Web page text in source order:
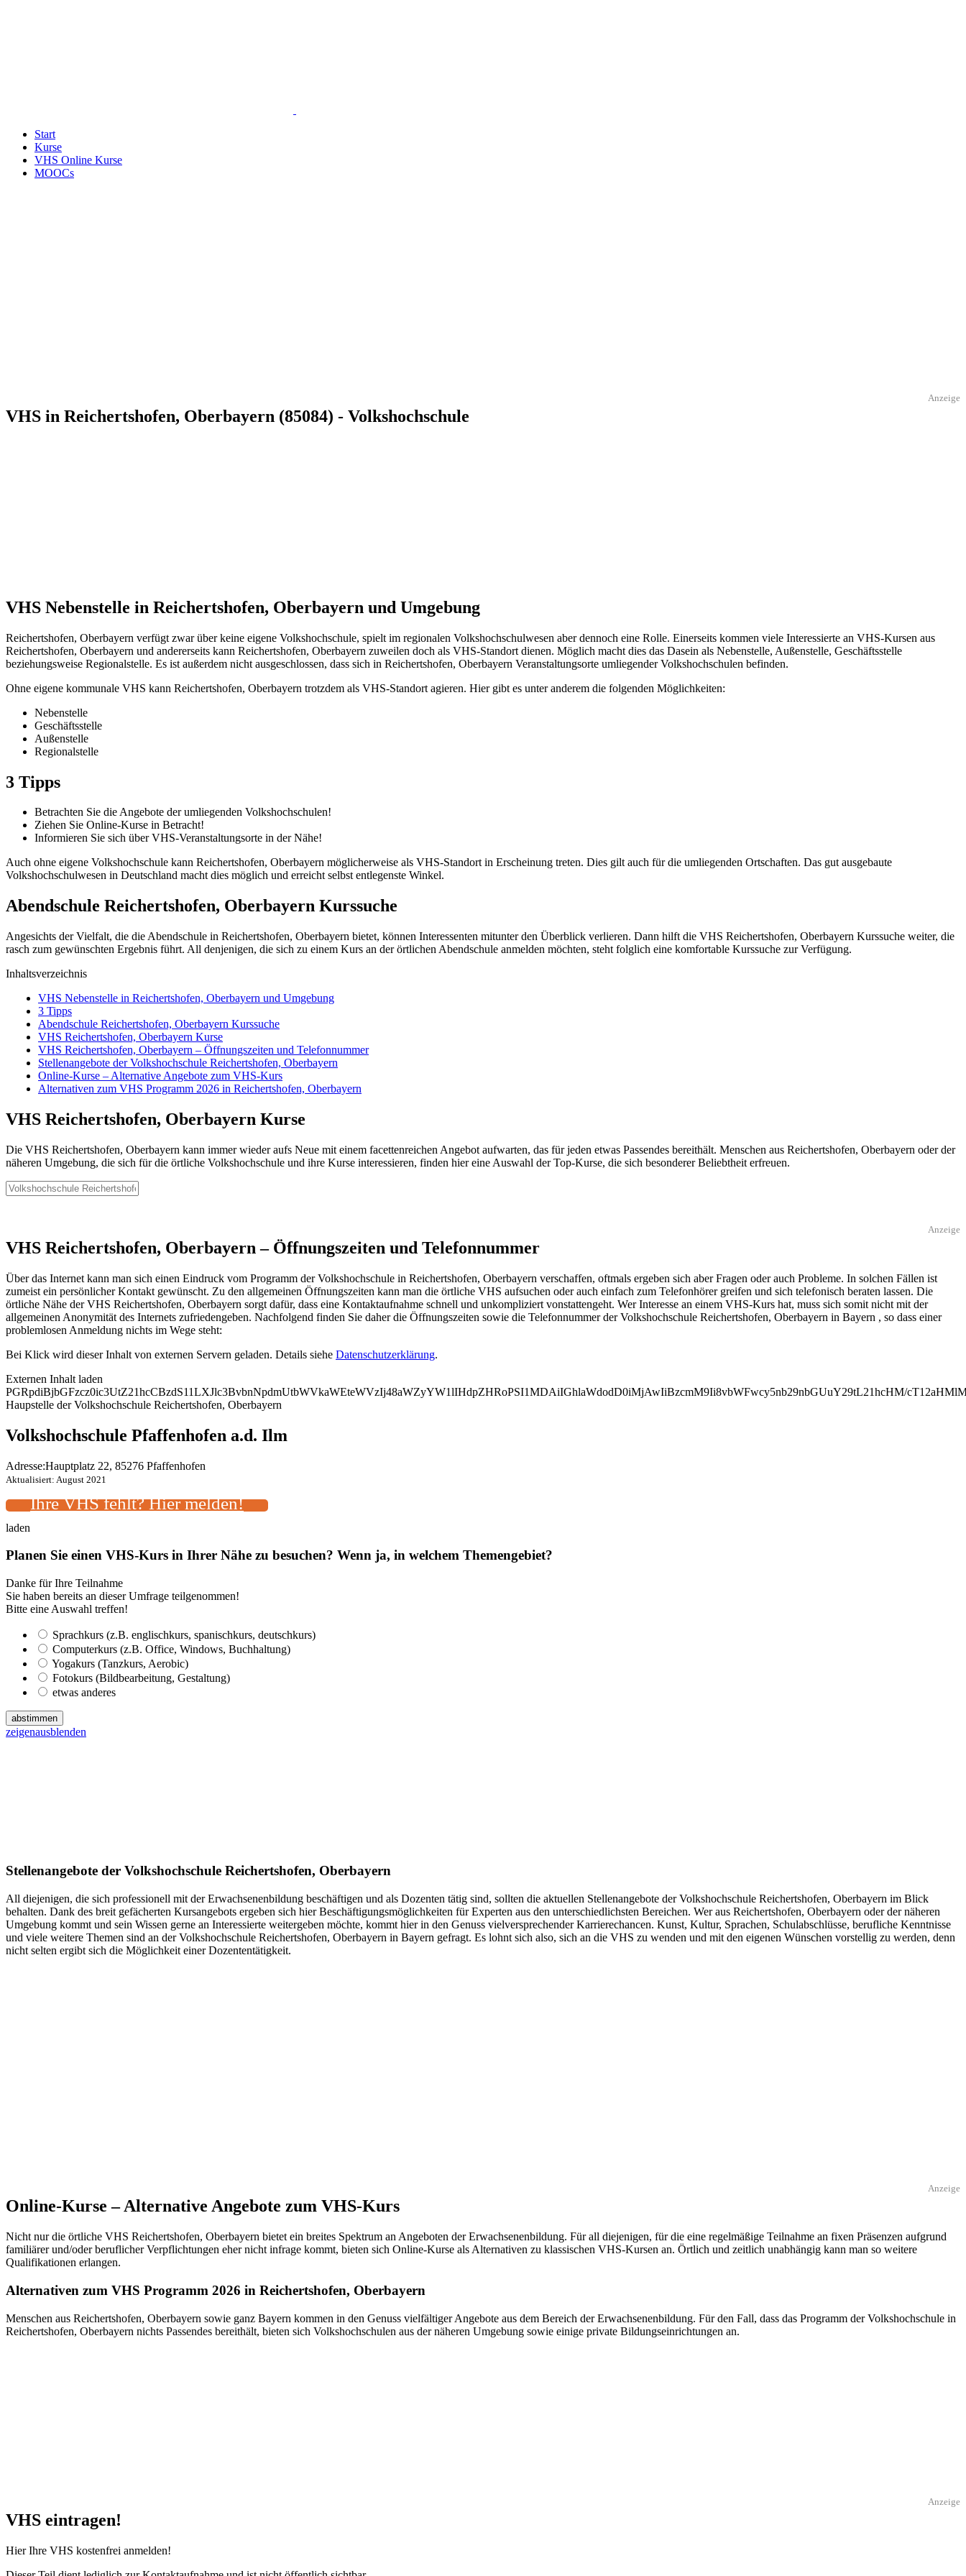
Start
Kurse
VHS Online Kurse
MOOCs
Anzeige
VHS in Reichertshofen, Oberbayern (85084) - Volkshochschule
VHS Nebenstelle in Reichertshofen, Oberbayern und Umgebung
Reichertshofen, Oberbayern verfügt zwar über keine eigene Volkshochschule, spielt im regionalen Volkshochschulwesen aber dennoch eine Rolle. Einerseits kommen viele Interessierte an VHS-Kursen aus
Reichertshofen, Oberbayern und andererseits kann Reichertshofen, Oberbayern zuweilen doch als VHS-Standort dienen. Möglich macht dies das Dasein als Nebenstelle, Außenstelle, Geschäftsstelle
beziehungsweise Regionalstelle. Es ist außerdem nicht ausgeschlossen, dass sich in Reichertshofen, Oberbayern Veranstaltungsorte umliegender Volkshochschulen befinden.
Ohne eigene kommunale VHS kann Reichertshofen, Oberbayern trotzdem als VHS-Standort agieren. Hier gibt es unter anderem die folgenden Möglichkeiten:
Nebenstelle
Geschäftsstelle
Außenstelle
Regionalstelle
3 Tipps
Betrachten Sie die Angebote der umliegenden Volkshochschulen!
Ziehen Sie Online-Kurse in Betracht!
Informieren Sie sich über VHS-Veranstaltungsorte in der Nähe!
Auch ohne eigene Volkshochschule kann Reichertshofen, Oberbayern möglicherweise als VHS-Standort in Erscheinung treten. Dies gilt auch für die umliegenden Ortschaften. Das gut ausgebaute
Volkshochschulwesen in Deutschland macht dies möglich und erreicht selbst entlegenste Winkel.
Abendschule Reichertshofen, Oberbayern Kurssuche
Angesichts der Vielfalt, die die Abendschule in Reichertshofen, Oberbayern bietet, können Interessenten mitunter den Überblick verlieren. Dann hilft die VHS Reichertshofen, Oberbayern Kurssuche weiter, die
rasch zum gewünschten Ergebnis führt. All denjenigen, die sich zu einem Kurs an der örtlichen Abendschule anmelden möchten, steht folglich eine komfortable Kurssuche zur Verfügung.
Inhaltsverzeichnis
VHS Nebenstelle in Reichertshofen, Oberbayern und Umgebung
3 Tipps
Abendschule Reichertshofen, Oberbayern Kurssuche
VHS Reichertshofen, Oberbayern Kurse
VHS Reichertshofen, Oberbayern – Öffnungszeiten und Telefonnummer
Stellenangebote der Volkshochschule Reichertshofen, Oberbayern
Online-Kurse – Alternative Angebote zum VHS-Kurs
Alternativen zum VHS Programm 2026 in Reichertshofen, Oberbayern
VHS Reichertshofen, Oberbayern Kurse
Die VHS Reichertshofen, Oberbayern kann immer wieder aufs Neue mit einem facettenreichen Angebot aufwarten, das für jeden etwas Passendes bereithält. Menschen aus Reichertshofen, Oberbayern oder der
näheren Umgebung, die sich für die örtliche Volkshochschule und ihre Kurse interessieren, finden hier eine Auswahl der Top-Kurse, die sich besonderer Beliebtheit erfreuen.
Anzeige
VHS Reichertshofen, Oberbayern – Öffnungszeiten und Telefonnummer
Über das Internet kann man sich einen Eindruck vom Programm der Volkshochschule in Reichertshofen, Oberbayern verschaffen, oftmals ergeben sich aber Fragen oder auch Probleme. In solchen Fällen ist
zumeist ein persönlicher Kontakt gewünscht. Zu den allgemeinen Öffnungszeiten kann man die örtliche VHS aufsuchen oder auch einfach zum Telefonhörer greifen und sich telefonisch beraten lassen. Die
örtliche Nähe der VHS Reichertshofen, Oberbayern sorgt dafür, dass eine Kontaktaufnahme schnell und unkompliziert vonstattengeht. Wer Interesse an einem VHS-Kurs hat, muss sich somit nicht mit der
allgemeinen Anonymität des Internets zufriedengeben. Nachfolgend finden Sie daher die Öffnungszeiten sowie die Telefonnummer der Volkshochschule Reichertshofen, Oberbayern in Bayern , so dass einer
problemlosen Anmeldung nichts im Wege steht:
Bei Klick wird dieser Inhalt von externen Servern geladen. Details siehe Datenschutzerklärung.
Externen Inhalt laden
PGRpdiBjbGFzcz0ic3UtZ21hcCBzdS11LXJlc3BvbnNpdmUtbWVkaWEteWVzIj48aWZyYW1lIHdpZHRoPSI1MDAiIGhlaWdodD0iMjAwIiBzcmM9Ii8vbWFwcy5nb29nbGUuY29tL21hcHM/
Haupstelle der Volkshochschule Reichertshofen, Oberbayern
Volkshochschule Pfaffenhofen a.d. Ilm
Adresse:Hauptplatz 22, 85276 Pfaffenhofen
Aktualisiert: August 2021
Ihre VHS fehlt? Hier melden!
laden
Planen Sie einen VHS-Kurs in Ihrer Nähe zu besuchen? Wenn ja, in welchem Themengebiet?
Danke für Ihre Teilnahme
Sie haben bereits an dieser Umfrage teilgenommen!
Bitte eine Auswahl treffen!
Sprachkurs (z.B. englischkurs, spanischkurs, deutschkurs)
Computerkurs (z.B. Office, Windows, Buchhaltung)
Yogakurs (Tanzkurs, Aerobic)
Fotokurs (Bildbearbeitung, Gestaltung)
etwas anderes
abstimmen
zeigenausblenden
Stellenangebote der Volkshochschule Reichertshofen, Oberbayern
All diejenigen, die sich professionell mit der Erwachsenenbildung beschäftigen und als Dozenten tätig sind, sollten die aktuellen Stellenangebote der Volkshochschule Reichertshofen, Oberbayern im Blick
behalten. Dank des breit gefächerten Kursangebots ergeben sich hier Beschäftigungsmöglichkeiten für Experten aus den unterschiedlichsten Bereichen. Wer aus Reichertshofen, Oberbayern oder der näheren
Umgebung kommt und sein Wissen gerne an Interessierte weitergeben möchte, kommt hier in den Genuss vielversprechender Karrierechancen. Kunst, Kultur, Sprachen, Schulabschlüsse, berufliche Kenntnisse
und viele weitere Themen sind an der Volkshochschule Reichertshofen, Oberbayern in Bayern gefragt. Es lohnt sich also, sich an die VHS zu wenden und mit den eigenen Wünschen vorstellig zu werden, denn
nicht selten ergibt sich die Möglichkeit einer Dozententätigkeit.
Anzeige
Online-Kurse – Alternative Angebote zum VHS-Kurs
Nicht nur die örtliche VHS Reichertshofen, Oberbayern bietet ein breites Spektrum an Angeboten der Erwachsenenbildung. Für all diejenigen, für die eine regelmäßige Teilnahme an fixen Präsenzen aufgrund
familiärer und/oder beruflicher Verpflichtungen eher nicht infrage kommt, bieten sich Online-Kurse als Alternativen zu klassischen VHS-Kursen an. Örtlich und zeitlich unabhängig kann man so weitere
Qualifikationen erlangen.
Alternativen zum VHS Programm 2026 in Reichertshofen, Oberbayern
Menschen aus Reichertshofen, Oberbayern sowie ganz Bayern kommen in den Genuss vielfältiger Angebote aus dem Bereich der Erwachsenenbildung. Für den Fall, dass das Programm der Volkshochschule in
Reichertshofen, Oberbayern nichts Passendes bereithält, bieten sich Volkshochschulen aus der näheren Umgebung sowie einige private Bildungseinrichtungen an.
Anzeige
VHS eintragen!
Hier Ihre VHS kostenfrei anmelden!